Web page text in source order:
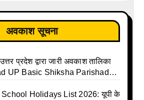
अवकाश सूचना
प्रदेश द्वारा जारी अवकाश तालिका
UP Basic Shiksha Parishad
Talika UP 2026 | UP Basic
Holidays List 2026: यूपी के